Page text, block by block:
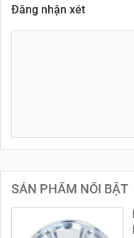
Đăng nhận xét
SẢN PHẨM NỔI BẬT